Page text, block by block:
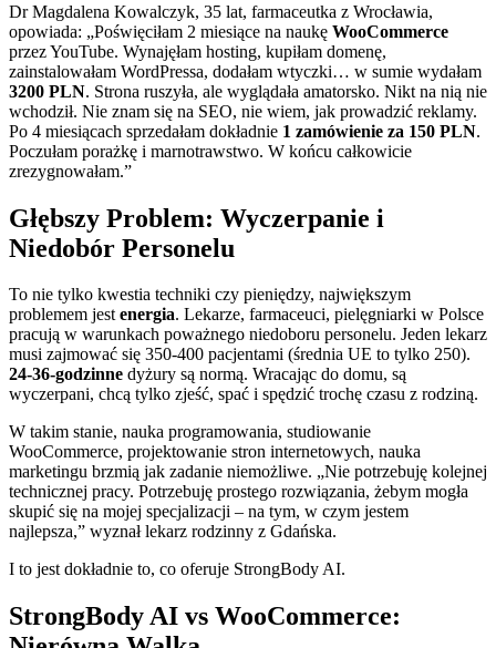
Dr Magdalena Kowalczyk, 35 lat, farmaceutka z Wrocławia,
opowiada: „Poświęciłam 2 miesiące na naukę WooCommerce
przez YouTube. Wynajęłam hosting, kupiłam domenę,
zainstalowałam WordPressa, dodałam wtyczki… w sumie wydałam
3200 PLN. Strona ruszyła, ale wyglądała amatorsko. Nikt na nią nie
wchodził. Nie znam się na SEO, nie wiem, jak prowadzić reklamy.
Po 4 miesiącach sprzedałam dokładnie 1 zamówienie za 150 PLN.
Poczułam porażkę i marnotrawstwo. W końcu całkowicie
zrezygnowałam.”
Głębszy Problem: Wyczerpanie i
Niedobór Personelu
To nie tylko kwestia techniki czy pieniędzy, największym
problemem jestenergia. Lekarze, farmaceuci, pielęgniarki w Polsce
pracują w warunkach poważnego niedoboru personelu. Jeden lekarz
musi zajmować się 350-400 pacjentami (średnia UE to tylko 250).
24-36-godzinne dyżury są normą. Wracając do domu, są
wyczerpani, chcą tylko zjeść, spać i spędzić trochę czasu z rodziną.
W takim stanie, nauka programowania, studiowanie
WooCommerce, projektowanie stron internetowych, nauka
marketingu brzmią jak zadanie niemożliwe. „Nie potrzebuję kolejnej
technicznej pracy. Potrzebuję prostego rozwiązania, żebym mogła
skupić się na mojej specjalizacji – na tym, w czym jestem
najlepsza,” wyznał lekarz rodzinny z Gdańska.
I to jest dokładnie to, co oferuje StrongBody AI.
StrongBody AI vs WooCommerce: